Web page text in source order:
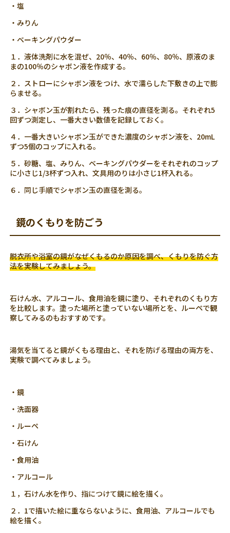
・塩
・みりん
・ベーキングパウダー
１．液体洗剤に水を混ぜ、20％、40％、60％、80％、原液のま
まの100％のシャボン液を作成する。
２．ストローにシャボン液をつけ、水で濡らした下敷きの上で膨
らませる。
３．シャボン玉が割れたら、残った痕の直径を測る。それぞれ5
回ずつ測定し、一番大きい数値を記録しておく。
４．一番大きいシャボン玉ができた濃度のシャボン液を、20mL
ずつ5個のコップに入れる。
５．砂糖、塩、みりん、ベーキングパウダーをそれぞれのコップ
に小さじ1/3杯ずつ入れ、文具用のりは小さじ1杯入れる。
６．同じ手順でシャボン玉の直径を測る。
鏡のくもりを防ごう
脱衣所や浴室の鏡がなぜくもるのか原因を調べ、くもりを防ぐ方
法を実験してみましょう。
石けん水、アルコール、食用油を鏡に塗り、それぞれのくもり方
を比較します。塗った場所と塗っていない場所とを、ルーペで観
察してみるのもおすすめです。
湯気を当てると鏡がくもる理由と、それを防げる理由の両方を、
実験で調べてみましょう。
・鏡
・洗面器
・ルーペ
・石けん
・食用油
・アルコール
１，石けん水を作り、指につけて鏡に絵を描く。
２．1で描いた絵に重ならないように、食用油、アルコールでも
絵を描く。